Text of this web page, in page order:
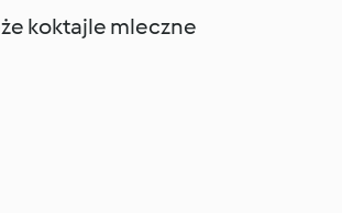
koktajle mleczne